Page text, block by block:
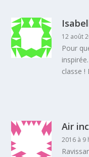
12 août
Pour
classe !
Air
2016 à 9